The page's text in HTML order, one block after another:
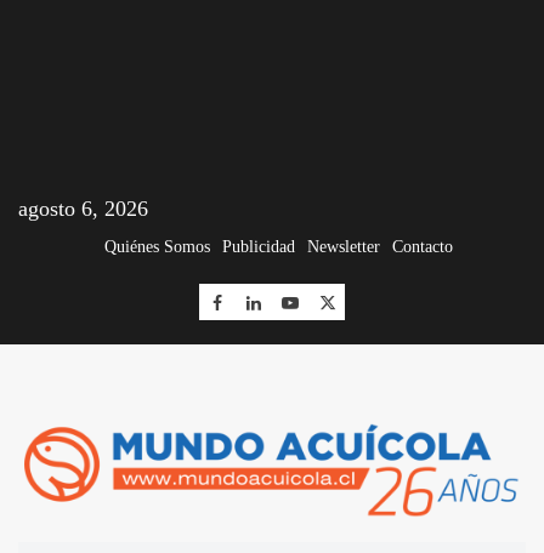
agosto 6, 2026
Quiénes Somos Publicidad Newsletter Contacto